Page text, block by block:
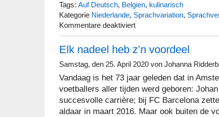
Tags: Auf Deutsch, Belgien, kulinarisch
Kategorie Niederlande, Sprachvariation,
Kommentare deaktiviertfür
Pommes
und
nationale
Elk nadeel heb z’n voordeel
Samstag, den 25. April 2020 von Johanna
Vandaag is het 73 jaar geleden dat in
voetballers aller tijden werd geboren:
succesvolle carri­ère; bij FC Barcelona
aldaar in maart 2016. Maar ook buiten de